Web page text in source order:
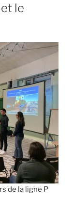
le
de la ligne P